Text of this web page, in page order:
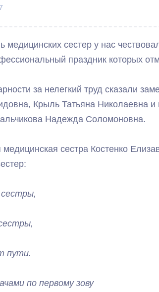
медицинских сестер у нас
праздник которых
за нелегкий труд сказали
Крыль Татьяна Николаевна
Надежда Соломоновна.
сестра Костенко
пути.
по первому зову